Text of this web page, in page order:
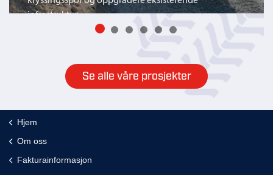
infrastruktur.
Se alle våre prosjekter
Hjem
Om oss
Fakturainformasjon